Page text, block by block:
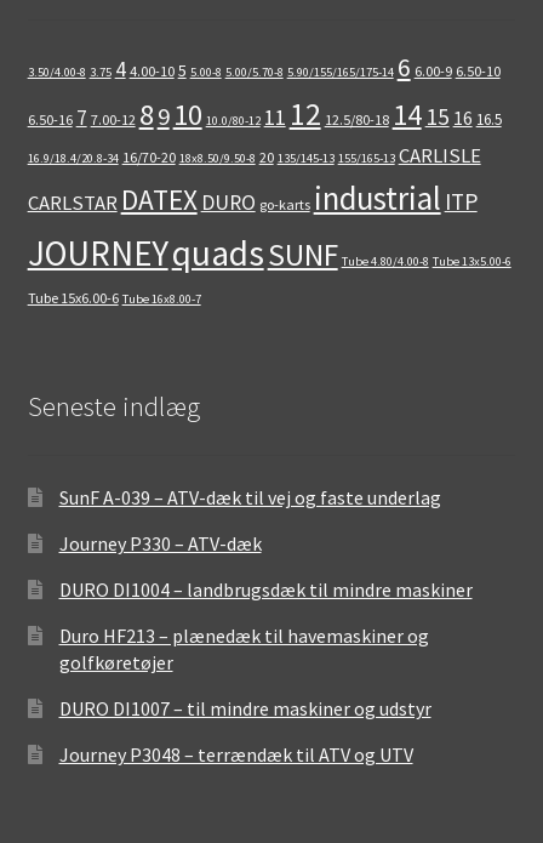
3.50/4.00-8 3.75 4 4.00-10 5 5.00-8 5.00/5.70-8 5.90/155/165/175-14 6 6.00-9 6.50-10
6.50-16 7 7.00-12 89 10 10.0/80-12 11 12 12.5/80-18 14 15 16 16.5
16.9/18.4/20.8-34 16/70-20 18x8.50/9.50-8 20 135/145-13 155/165-13 CARLISLE
CARLSTAR DATEX DURO go-karts industrial ITP
JOURNEYquadsSUNF Tube 4.80/4.00-8 Tube 13x5.00-6
Tube 15x6.00-6 Tube 16x8.00-7
Seneste indlæg
SunF A-039 – ATV-dæk til vej og faste underlag
Journey P330 – ATV-dæk
DURO DI1004 – landbrugsdæk til mindre maskiner
Duro HF213 – plænedæk til havemaskiner og
golfkøretøjer
DURO DI1007 – til mindre maskiner og udstyr
Journey P3048 – terrændæk til ATV og UTV